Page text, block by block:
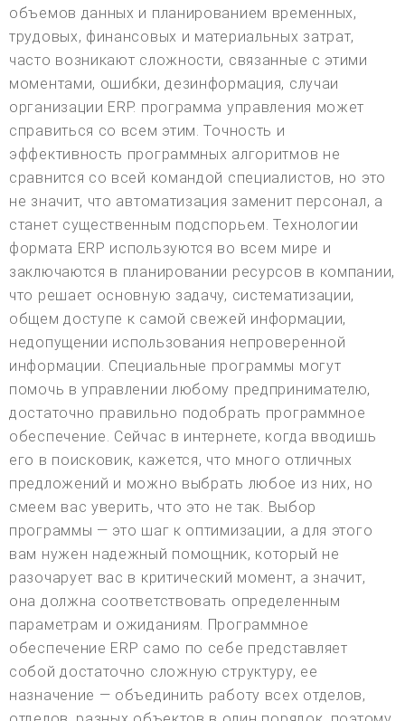
объемов данных и планированием временных,
трудовых, финансовых и материальных затрат,
часто возникают сложности, связанные с этими
моментами, ошибки, дезинформация, случаи
организации ERP. программа управления может
справиться со всем этим. Точность и
эффективность программных алгоритмов не
сравнится со всей командой специалистов, но это
не значит, что автоматизация заменит персонал, а
станет существенным подспорьем. Технологии
формата ERP используются во всем мире и
заключаются в планировании ресурсов в компании,
что решает основную задачу, систематизации,
общем доступе к самой свежей информации,
недопущении использования непроверенной
информации. Специальные программы могут
помочь в управлении любому предпринимателю,
достаточно правильно подобрать программное
обеспечение. Сейчас в интернете, когда вводишь
его в поисковик, кажется, что много отличных
предложений и можно выбрать любое из них, но
смеем вас уверить, что это не так. Выбор
программы — это шаг к оптимизации, а для этого
вам нужен надежный помощник, который не
разочарует вас в критический момент, а значит,
она должна соответствовать определенным
параметрам и ожиданиям. Программное
обеспечение ERP само по себе представляет
собой достаточно сложную структуру, ее
назначение — объединить работу всех отделов,